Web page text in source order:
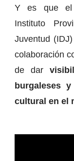
Y es que el
Instituto
Juventud
colaboración
de dar
burgaleses
cultural en el